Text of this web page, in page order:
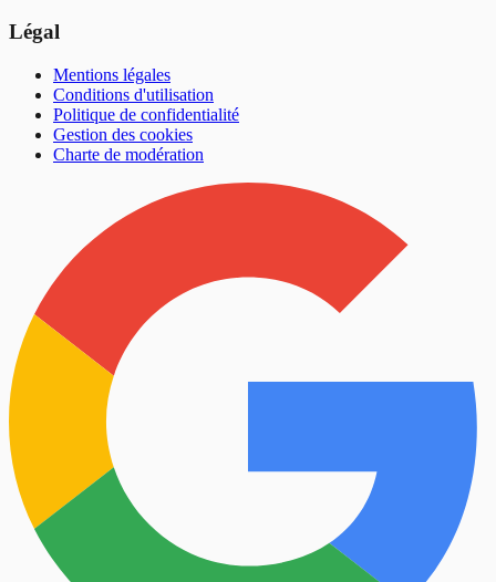
Légal
Mentions légales
Conditions d'utilisation
Politique de confidentialité
Gestion des cookies
Charte de modération